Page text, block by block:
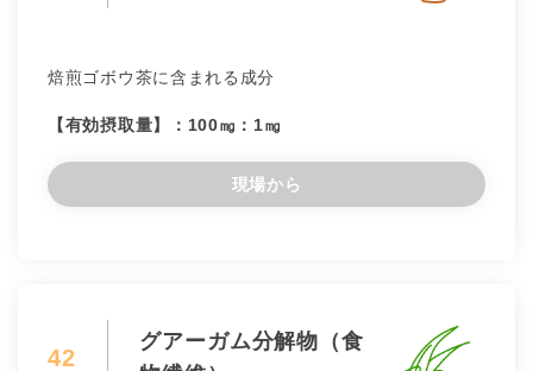
焙煎ゴボウ茶に含まれる成分
【有効摂取量】：100㎎：1㎎
現場から
42
グアーガム分解物（食